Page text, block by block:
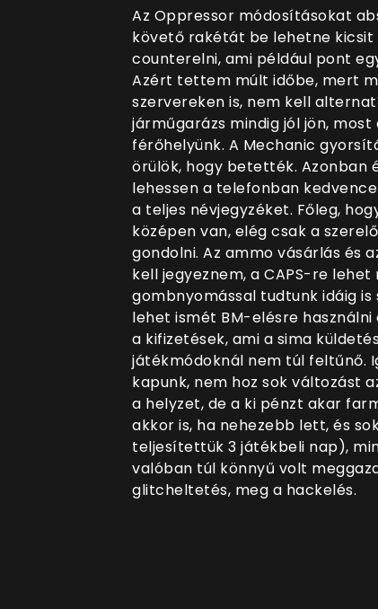
Az Oppressor módosításokat
követő rakétát be lehetne
counterelni, ami például pont
Azért tettem múlt időbe, mert
szervereken is, nem kell
járműgarázs mindig jól jön, most
férőhelyünk. A Mechanic
örülök, hogy betették. Azonban
lehessen a telefonban
a teljes névjegyzéket. Főleg,
középen van, elég csak a
gondolni. Az ammo vásárlás és
kell jegyeznem, a CAPS-re
gombnyomással tudtunk idáig
lehet ismét BM-elésre
a kifizetések, ami a sima
játékmódoknál nem túl feltűnő.
kapunk, nem hoz sok változást
a helyzet, de a ki pénzt akar
akkor is, ha nehezebb lett, és
teljesítettük 3 játékbeli nap),
valóban túl könnyű volt
glitcheltetés, meg a hackelés.